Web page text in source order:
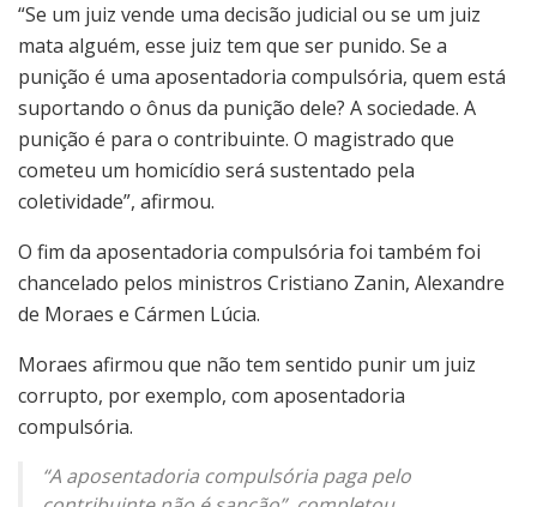
“Se um juiz vende uma decisão judicial ou se um juiz
mata alguém, esse juiz tem que ser punido. Se a
punição é uma aposentadoria compulsória, quem está
suportando o ônus da punição dele? A sociedade. A
punição é para o contribuinte. O magistrado que
cometeu um homicídio será sustentado pela
coletividade”, afirmou.
O fim da aposentadoria compulsória foi também foi
chancelado pelos ministros Cristiano Zanin, Alexandre
de Moraes e Cármen Lúcia.
Moraes afirmou que não tem sentido punir um juiz
corrupto, por exemplo, com aposentadoria
compulsória.
“A aposentadoria compulsória paga pelo